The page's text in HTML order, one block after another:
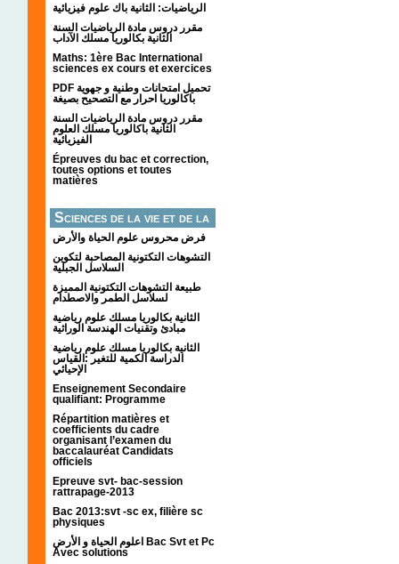
الرياضيات: الثانية باك علوم فيزيائية
مقرر دروس مادة الرياضيات السنة
الثانية بكالوريا مسلك الآداب
Maths: 1ère Bac International
sciences ex cours et exercices
PDF تحميل امتحانات وطنية و جهوية
باكالوريا احرار مع التصحيح بصيغة
مقرر دروس مادة الرياضيات السنة
الثانية باكالوريا مسلك العلوم
الفيزيائية
Épreuves du bac et correction,
toutes options et toutes
matières
Sciences de la vie et de la
terre
فرض محروس علوم الحياة والأرض
التشوهات التكتونیة المصاحبة لتكوین
السلاسل الجبلیة
طبيعة التشوهات التكتونية المميزة
لسلاسل الطمر والاصطدام
الثانية بكالوريا مسلك علوم رياضية
مبادئ وتقنيات الهندسة الوراثية
الثانية بكالوريا مسلك علوم رياضية
الدراسة الكمية للتغير :القياس
الإحيائي
Enseignement Secondaire
qualifiant: Programme
Répartition matières et
coefficients du cadre
organisant l’examen du
baccalauréat Candidats
officiels
Epreuve svt- bac-session
rattrapage-2013
Bac 2013:svt -sc ex, filière sc
physiques
اعلوم الحياة و الأرض Bac Svt et Pc
Avec solutions